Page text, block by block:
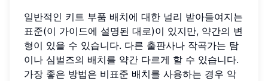
일반적인 키트 부품 배치에 대한 널리 받아들여지는
표준(이 가이드에 설명된 대로)이 있지만, 약간의 변
형이 있을 수 있습니다. 다른 출판사나 작곡가는 탐
이나 심벌즈의 배치를 약간 다르게 할 수 있습니다.
가장 좋은 방법은 비표준 배치를 사용하는 경우 악